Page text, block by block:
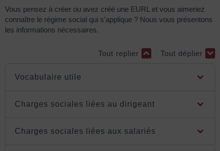
Vous pensez à créer ou avez créé une EURL et vous aimeriez
connaître le régime social qui s'applique ? Nous vous présentons
les informations nécessaires.
Tout replier Tout déplier
Vocabulaire utile
Charges sociales liées au dirigeant
Charges sociales liées aux salariés